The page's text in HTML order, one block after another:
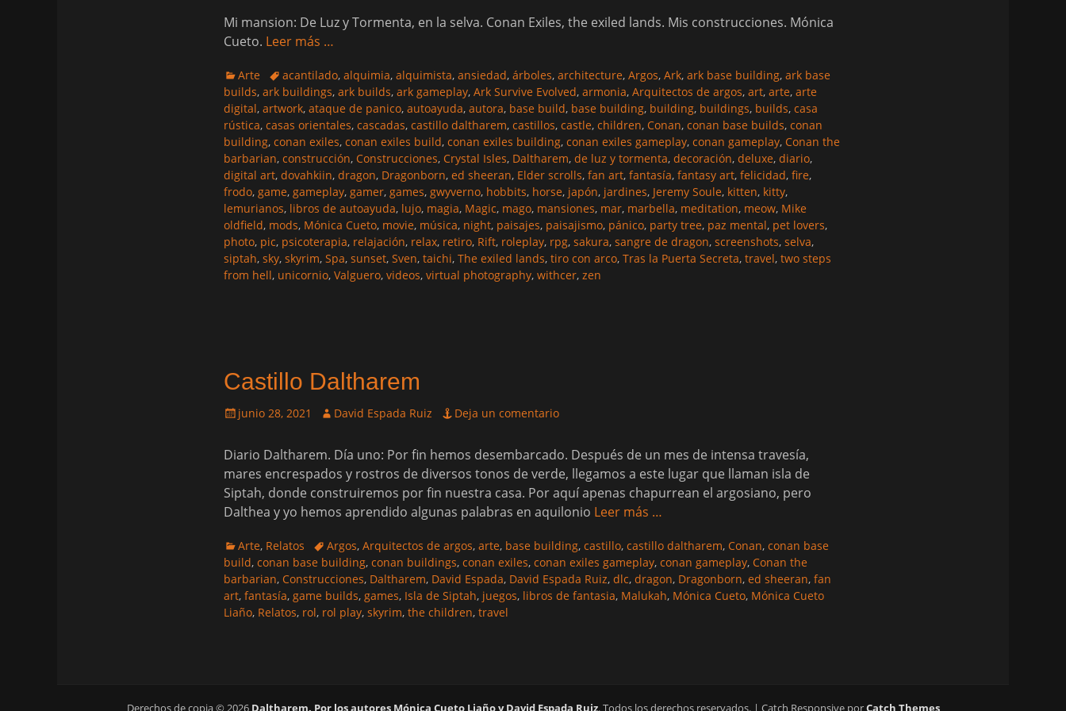
Mi mansion: De Luz y Tormenta, en la selva. Conan Exiles, the exiled lands. Mis construcciones. Mónica
Cueto. Leer más …
Categorias
Arte Etiquetas
acantilado, alquimia, alquimista, ansiedad, árboles, architecture, Argos, Ark, ark base building, ark base
builds, ark buildings, ark builds, ark gameplay, Ark Survive Evolved, armonia, Arquitectos de argos, art, arte, arte
digital, artwork, ataque de panico, autoayuda, autora, base build, base building, building, buildings, builds, casa
rústica, casas orientales, cascadas, castillo daltharem, castillos, castle, children, Conan, conan base builds, conan
building, conan exiles, conan exiles build, conan exiles building, conan exiles gameplay, conan gameplay, Conan the
barbarian, construcción, Construcciones, Crystal Isles, Daltharem, de luz y tormenta, decoración, deluxe, diario,
digital art, dovahkiin, dragon, Dragonborn, ed sheeran, Elder scrolls, fan art, fantasía, fantasy art, felicidad, fire,
frodo, game, gameplay, gamer, games, gwyverno, hobbits, horse, japón, jardines, Jeremy Soule, kitten, kitty,
lemurianos, libros de autoayuda, lujo, magia, Magic, mago, mansiones, mar, marbella, meditation, meow, Mike
oldfield, mods, Mónica Cueto, movie, música, night, paisajes, paisajismo, pánico, party tree, paz mental, pet lovers,
photo, pic, psicoterapia, relajación, relax, retiro, Rift, roleplay, rpg, sakura, sangre de dragon, screenshots, selva,
siptah, sky, skyrim, Spa, sunset, Sven, taichi, The exiled lands, tiro con arco, Tras la Puerta Secreta, travel, two steps
from hell, unicornio, Valguero, videos, virtual photography, withcer, zen
Castillo Daltharem
Publicado
junio 28, 2021 AutorDavid Espada Ruiz Deja un comentario
Diario Daltharem. Día uno: Por fin hemos desembarcado. Después de un mes de intensa travesía,
mares encrespados y rostros de diversos tonos de verde, llegamos a este lugar que llaman isla de
Siptah, donde construiremos por fin nuestra casa. Por aquí apenas chapurrean el argosiano, pero
Dalthea y yo hemos aprendido algunas palabras en aquilonio Leer más …
Categorias
Arte, Relatos Etiquetas
Argos, Arquitectos de argos, arte, base building, castillo, castillo daltharem, Conan, conan base
build, conan base building, conan buildings, conan exiles, conan exiles gameplay, conan gameplay, Conan the
barbarian, Construcciones, Daltharem, David Espada, David Espada Ruiz, dlc, dragon, Dragonborn, ed sheeran, fan
art, fantasía, game builds, games, Isla de Siptah, juegos, libros de fantasia, Malukah, Mónica Cueto, Mónica Cueto
Liaño, Relatos, rol, rol play, skyrim, the children, travel
Derechos de copia © 2026 Daltharem. Por los autores Mónica Cueto Liaño y David Espada Ruiz. Todos los derechos reservados. | Catch Responsive porCatch Themes